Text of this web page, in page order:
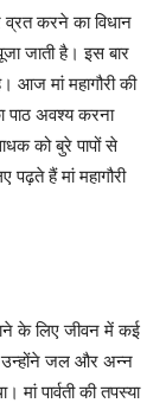
व्रत करने का विधान
जाती है। इस बार
आज मां महागौरी की
पाठ अवश्य करना
को बुरे पापों से
पढ़ते हैं मां महागौरी
के लिए जीवन में कई
उन्होंने जल और अन्न
मां पार्वती की तपस्या